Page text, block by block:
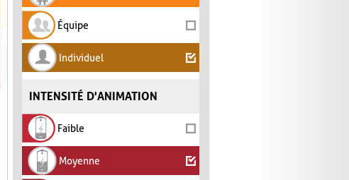
Équipe
Individuel
INTENSITÉ D'ANIMATION
Faible
Moyenne